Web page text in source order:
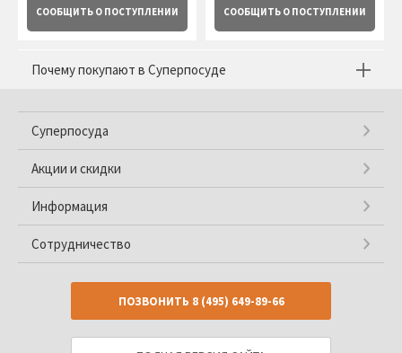
СООБЩИТЬ О ПОСТУПЛЕНИИ СООБЩИТЬ О ПОСТУПЛЕНИИ
Почему покупают в Суперпосуде
Суперпосуда
Акции и скидки
Информация
Сотрудничество
ПОЗВОНИТЬ 8 (495) 649-89-66